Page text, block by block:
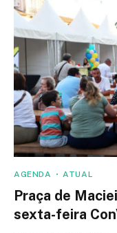
AGENDA ATUAL
Praça de
sexta-feira